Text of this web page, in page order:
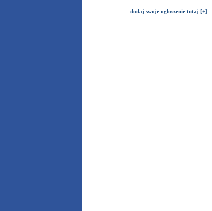
dodaj swoje ogłoszenie tutaj [+]